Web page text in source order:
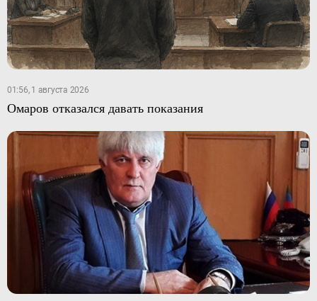
01:56, 1 августа 2026
Омаров отказался давать показания